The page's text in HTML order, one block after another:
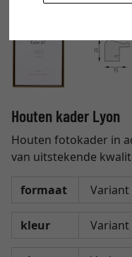
Houten kader Lyon
Houten fotokader in
van uitstekende
formaat
kleur